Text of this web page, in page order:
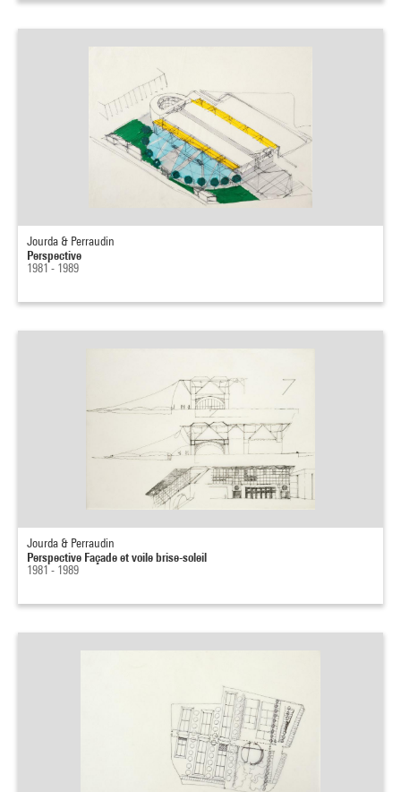
Jourda & Perraudin
Perspective
1981 - 1989
Jourda & Perraudin
Perspective Façade et voile brise-soleil
1981 - 1989